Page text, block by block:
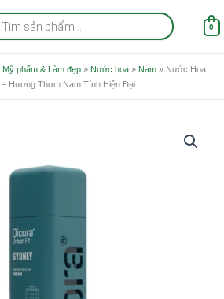
0
Mỹ phẩm & Làm đẹp » Nước hoa » Nam » Nước Hoa
Hương Thơm Nam Tính Hiện Đại
₫.là: